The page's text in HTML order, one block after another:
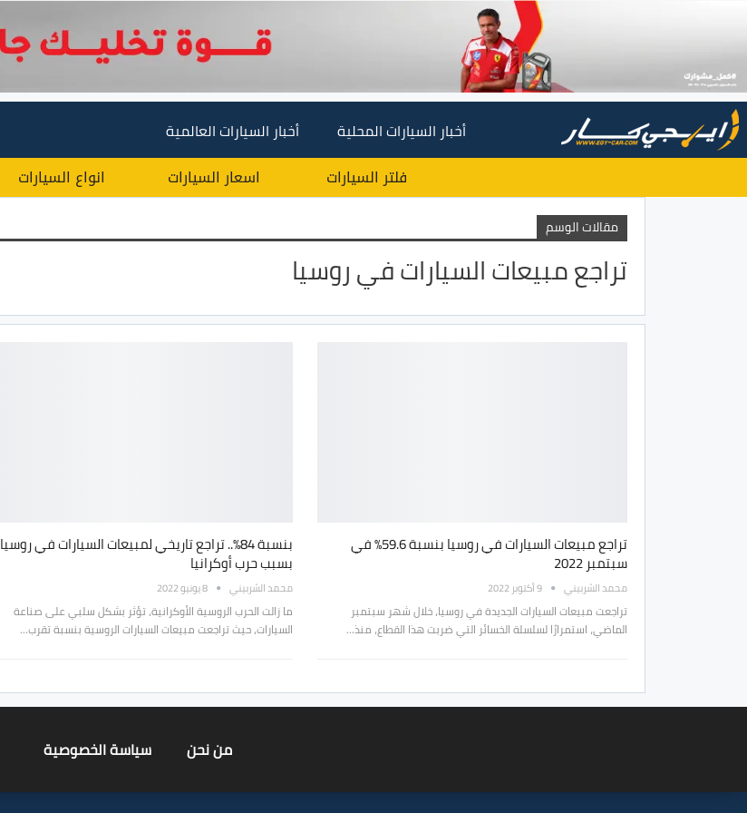
أخبار السيارات المحلية أخبار السيارات العالمية
فلتر السيارات اسعار السيارات انواع السيارات
مقالات الوسم
تراجع مبيعات السيارات في روسيا
تراجع مبيعات السيارات في روسيا بنسبة 59.6% في
سبتمبر 2022
محمد الشربيني 9 أكتوبر 2022
تراجعت مبيعات السيارات الجديدة في روسيا، خلال شهر سبتمبر
الماضي، استمرارًا لسلسلة الخسائر التي ضربت هذا القطاع، منذ…
بنسبة 84%.. تراجع تاريخي لمبيعات السيارات في روسيا
بسبب حرب أوكرانيا
محمد الشربيني 8 يونيو 2022
ما زالت الحرب الروسية الأوكرانية، تؤثر بشكل سلبي على صناعة
السيارات، حيث تراجعت مبيعات السيارات الروسية بنسبة تقرب…
من نحن سياسة الخصوصية